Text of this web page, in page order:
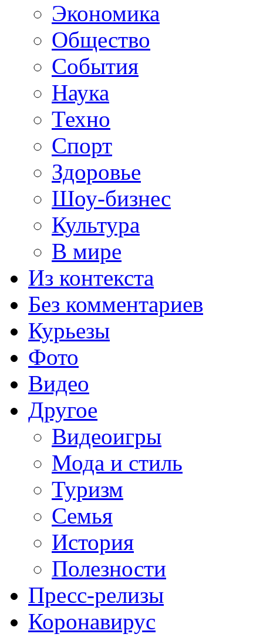
Экономика
Общество
События
Наука
Техно
Спорт
Здоровье
Шоу-бизнес
Культура
В мире
Из контекста
Без комментариев
Курьезы
Фото
Видео
Другое
Видеоигры
Мода и стиль
Туризм
Семья
История
Полезности
Пресс-релизы
Коронавирус